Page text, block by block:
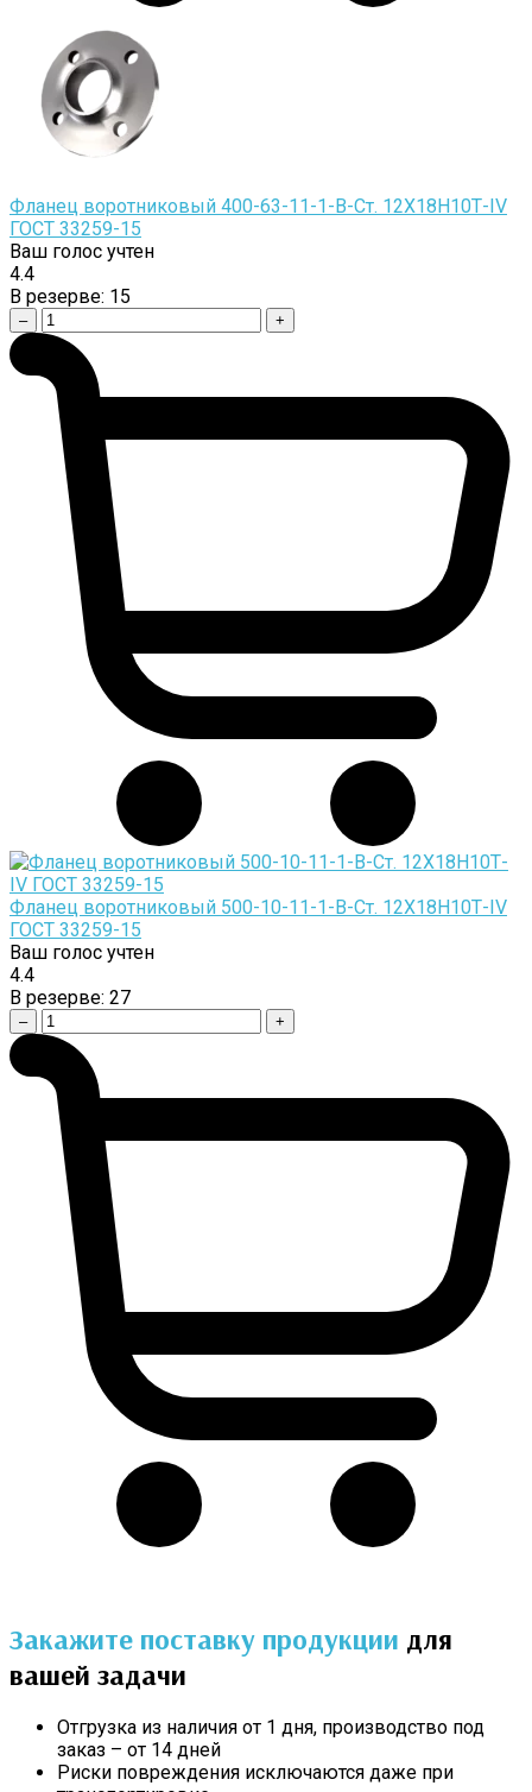
Фланец воротниковый 400-63-11-1-B-Cт. 12Х18Н10Т-IV
ГОСТ 33259-15
Ваш голос учтен
4.4
В резерве: 15
– +
Фланец воротниковый 500-10-11-1-B-Cт. 12Х18Н10Т-IV
ГОСТ 33259-15
Ваш голос учтен
4.4
В резерве: 27
– +
Закажите поставку продукции для
вашей задачи
Отгрузка из наличия от 1 дня, производство под
заказ – от 14 дней
Риски повреждения исключаются даже при